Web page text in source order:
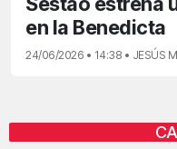
en la Benedicta
24/06/2026 • 14:38 • JESÚS M.